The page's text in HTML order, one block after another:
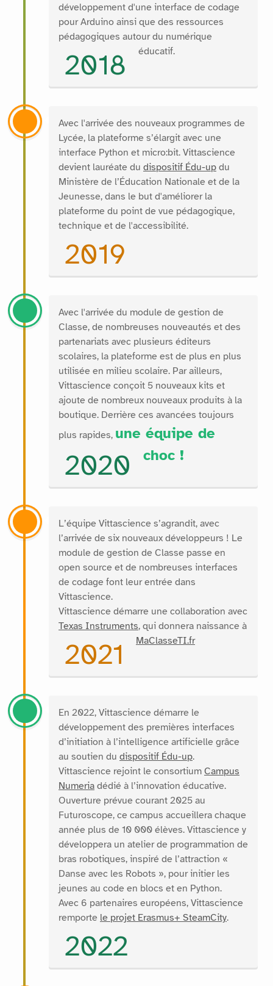
développement d'une interface de codage
pour Arduino ainsi que des ressources
pédagogiques autour du numérique
éducatif.
2018
Avec l'arrivée des nouveaux programmes de
Lycée, la plateforme s’élargit avec une
interface Python et micro:bit. Vittascience
devient lauréate du dispositif Édu-up du
Ministère de l’Éducation Nationale et de la
Jeunesse, dans le but d'améliorer la
plateforme du point de vue pédagogique,
technique et de l'accessibilité.
2019
Avec l'arrivée du module de gestion de
Classe, de nombreuses nouveautés et des
partenariats avec plusieurs éditeurs
scolaires, la plateforme est de plus en plus
utilisée en milieu scolaire. Par ailleurs,
Vittascience conçoit 5 nouveaux kits et
ajoute de nombreux nouveaux produits à la
boutique. Derrière ces avancées toujours
plus rapides, une équipe de
choc !
2020
L’équipe Vittascience s’agrandit, avec
l’arrivée de six nouveaux développeurs ! Le
module de gestion de Classe passe en
open source et de nombreuses interfaces
de codage font leur entrée dans
Vittascience.
Vittascience démarre une collaboration avec
Texas Instruments, qui donnera naissance à
MaClasseTI.fr
2021
En 2022, Vittascience démarre le
développement des premières interfaces
d’initiation à l’intelligence artificielle grâce
au soutien du dispositif Édu-up.
Vittascience rejoint le consortium Campus
Numeria dédié à l’innovation éducative.
Ouverture prévue courant 2025 au
Futuroscope, ce campus accueillera chaque
année plus de 10 000 élèves. Vittascience y
développera un atelier de programmation de
bras robotiques, inspiré de l’attraction «
Danse avec les Robots », pour initier les
jeunes au code en blocs et en Python.
Avec 6 partenaires européens, Vittascience
remporte le projet Erasmus+ SteamCity.
2022